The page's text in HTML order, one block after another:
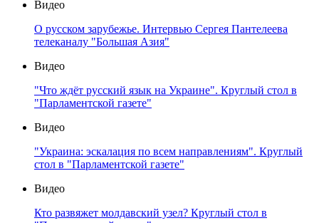
Видео
О русском зарубежье. Интервью Сергея Пантелеева
телеканалу "Большая Азия"
Видео
"Что ждёт русский язык на Украине". Круглый стол в
"Парламентской газете"
Видео
"Украина: эскалация по всем направлениям". Круглый
стол в "Парламентской газете"
Видео
Кто развяжет молдавский узел? Круглый стол в